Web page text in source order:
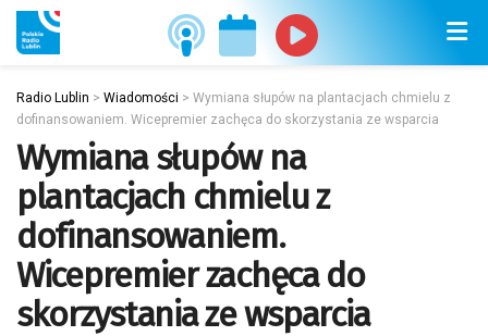
Radio Lublin > Wiadomości > Wymiana słupów na plantacjach chmielu z
dofinansowaniem. Wicepremier zachęca do skorzystania ze wsparcia
Wymiana słupów na
plantacjach chmielu z
dofinansowaniem.
Wicepremier zachęca do
skorzystania ze wsparcia